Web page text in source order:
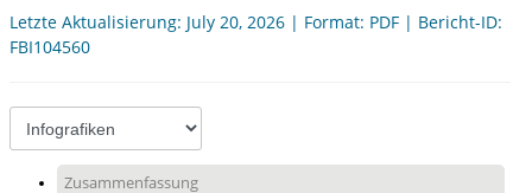
Letzte Aktualisierung: July 20, 2026 | Format: PDF | Bericht-ID:
FBI104560
Zusammenfassung